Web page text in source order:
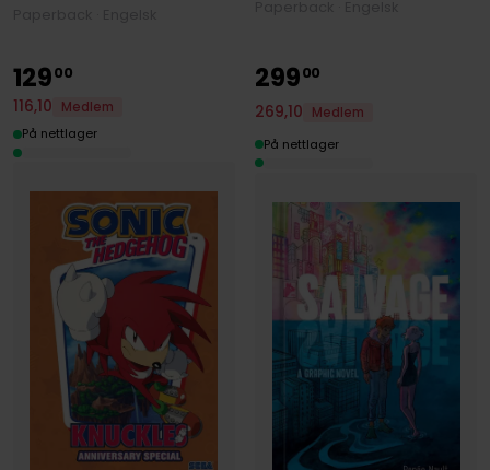
12900
116,10
Medlem
På nettlager
29900
269,10
Medlem
På nettlager